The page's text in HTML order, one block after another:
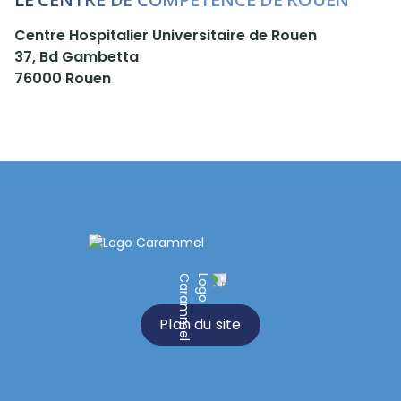
Centre Hospitalier Universitaire de Rouen
37, Bd Gambetta
76000 Rouen
Plan du site